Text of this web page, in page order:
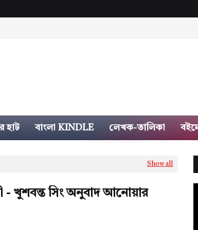
হাট বাংলা KINDLE লেখক-তালিকা
Show all
- খুশবন্ত সিং অনুবাদ আনোয়ার